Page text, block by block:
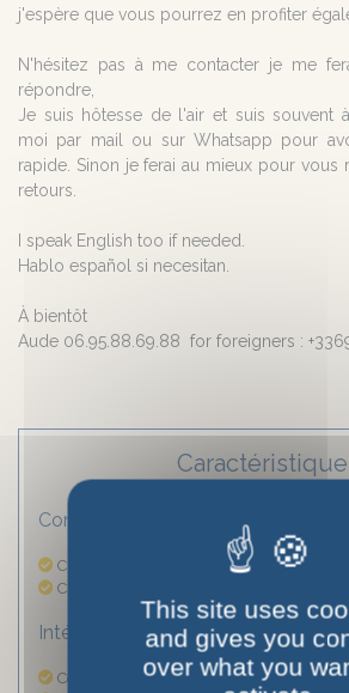
j'espère que vous pourrez en profiter
N'hésitez pas à me contacter je me
répondre,
Je suis hôtesse de l'air et suis souvent
moi par mail ou sur Whatsapp pour
rapide. Sinon je ferai au mieux pour
retours.
I speak English too if needed.
Hablo español si necesitan.
À bientôt
Aude 06.95.88.69.88 for foreigners :
Confort
Chauffage été compris
Chauffage hiver compris
Intérieur
Congélateur
This site uses
and gives you
over what you